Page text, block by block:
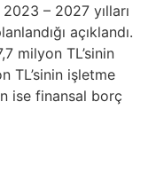
– 2027 yılları
açıklandı.
milyon TL’sinin
TL’sinin işletme
ise finansal borç